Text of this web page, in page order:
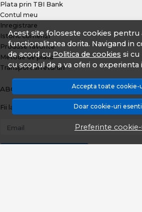
Acest site foloseste cookies pentru
functionalitatea dorita. Navigand in
de acord cuPolitica de cookies si cu
cu scopul de a va oferi o
Accepta toate cookie-
Doar cookie-uri
Preferinte
Plata prin TBI Bank
Contul meu
Inregistrare
Istoric comenzi
Produse favorite
Metode de plata
Transport si retururi
ABONEAZA-TE LA NEWSLETTER
Fii la curent cu toate promotiile si produsele
Email